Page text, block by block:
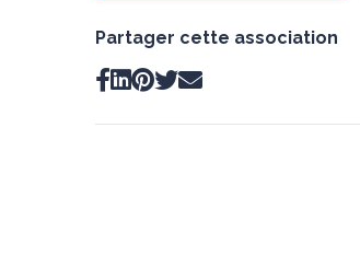
Partager cette association